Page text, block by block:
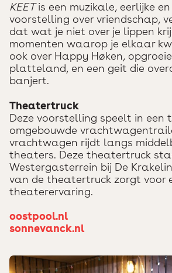
KEETis een muzikale, eerlijke
voorstelling over vriendschap,
dat wat je niet over je lippen
momenten waarop je elkaar
ook over Happy Høken,
platteland, en een geit die
banjert.
Theatertruck
Deze voorstelling speelt in
omgebouwde
vrachtwagen rijdt langs
theaters. Deze theatertruck
Westergasterrein bij De
van de theatertruck zorgt voor
theaterervaring.
oostpool.nl
sonnevanck.nl